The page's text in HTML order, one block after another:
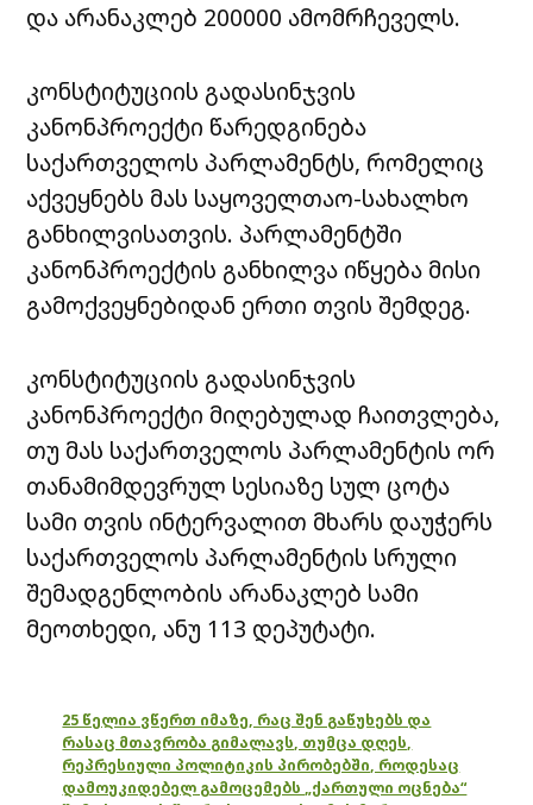
და არანაკლებ 200000 ამომრჩეველს.
კონსტიტუციის გადასინჯვის
კანონპროექტი წარედგინება
საქართველოს პარლამენტს, რომელიც
აქვეყნებს მას საყოველთაო-სახალხო
განხილვისათვის. პარლამენტში
კანონპროექტის განხილვა იწყება მისი
გამოქვეყნებიდან ერთი თვის შემდეგ.
კონსტიტუციის გადასინჯვის
კანონპროექტი მიღებულად ჩაითვლება,
თუ მას საქართველოს პარლამენტის ორ
თანამიმდევრულ სესიაზე სულ ცოტა
სამი თვის ინტერვალით მხარს დაუჭერს
საქართველოს პარლამენტის სრული
შემადგენლობის არანაკლებ სამი
მეოთხედი, ანუ 113 დეპუტატი.
25 წელია ვწერთ იმაზე, რაც შენ გაწუხებს და
რასაც მთავრობა გიმალავს, თუმცა დღეს,
რეპრესიული პოლიტიკის პირობებში, როდესაც
დამოუკიდებელ გამოცემებს „ქართული ოცნება“